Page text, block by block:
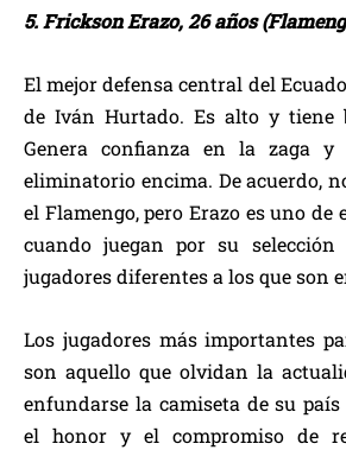
5. Frickson Erazo, 26 años
El mejor defensa central del
de Iván Hurtado. Es alto y tiene
Genera confianza en la zaga y
eliminatorio encima. De acuerdo,
el Flamengo, pero Erazo es uno de
cuando juegan por su selección
jugadores diferentes a los que son
Los jugadores más importantes
son aquello que olvidan la
enfundarse la camiseta de su
el honor y el compromiso de